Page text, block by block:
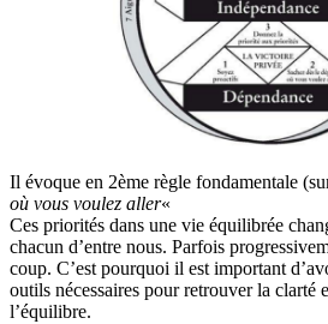
Il évoque en 2ème règle fondamentale
où vous voulez aller«
Ces priorités dans une vie équilibrée
chacun d’entre nous. Parfois
coup. C’est pourquoi il est important
outils nécessaires pour retrouver la clarté
l’équilibre.